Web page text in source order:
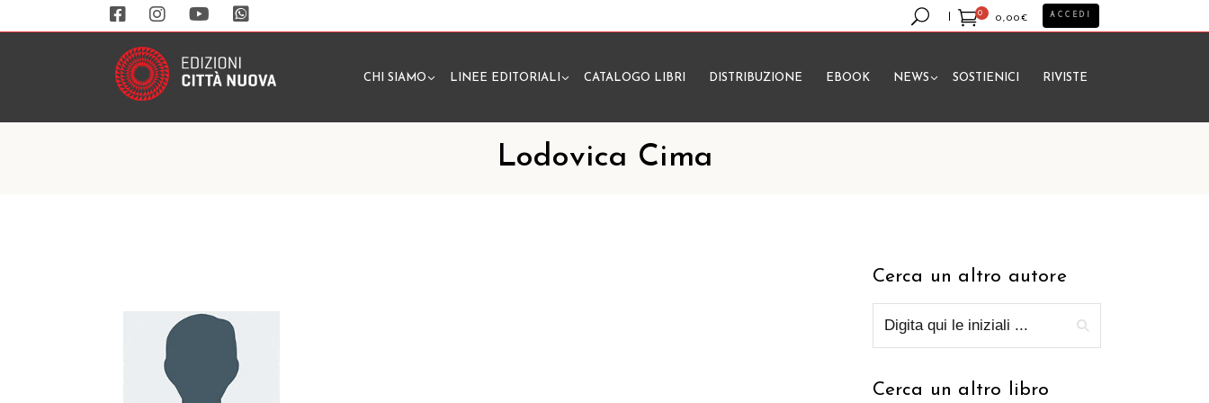
0
0,00€
Nessun prodotto nel carrello.
ACCEDI
CHI SIAMO LINEE EDITORIALI CATALOGO LIBRI DISTRIBUZIONE EBOOK NEWS SOSTIENICI RIVISTE
Lodovica Cima
Cerca un altro autore
Cerca un altro libro